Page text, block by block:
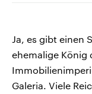
Ja, es gibt einen
ehemalige König
Galeria. Viele